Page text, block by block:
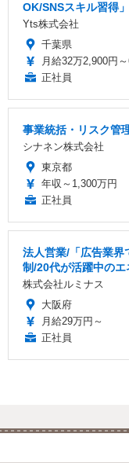
OK/SNSスキル習得
Yts株式会社
千葉県
月給32万2,900円
正社員
事業統括・リスク管
シナネン株式会社
東京都
年収～1,300万円
正社員
法人営業/「広告業界
制/20代が活躍中の
株式会社ルミナス
大阪府
月給29万円～
正社員